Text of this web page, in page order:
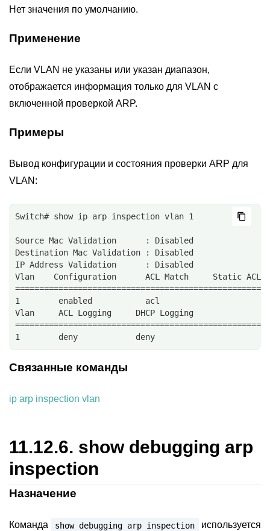
Нет значения по умолчанию.
Применение
Если VLAN не указаны или указан диапазон,
отображается информация только для VLAN с
включенной проверкой ARP.
Примеры
Вывод конфигурации и состояния проверки ARP для
VLAN:
Switch# show ip arp inspection vlan 1
Source Mac Validation      : Disabled
Destination Mac Validation : Disabled
IP Address Validation      : Disabled
Vlan    Configuration      ACL Match     Static ACL
1        enabled
Vlan     ACL Logging     DHCP Logging
1        deny            deny
Связанные команды
ip arp inspection vlan
11.12.6. show debugging arp
inspection
Назначение
Команда show debugging arp inspection
используется